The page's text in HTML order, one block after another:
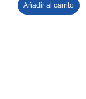
Añadir al carrito